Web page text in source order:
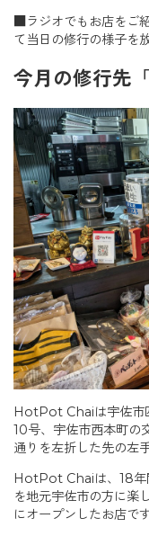
■ラジオでもお店をご
て当日の修行の様子を
今月の修行先
HotPot Chaiは宇佐市
10号、宇佐市西本町の
通りを左折した先の左
HotPot Chaiは、18年
を地元宇佐市の方に楽
にオープンしたお店です